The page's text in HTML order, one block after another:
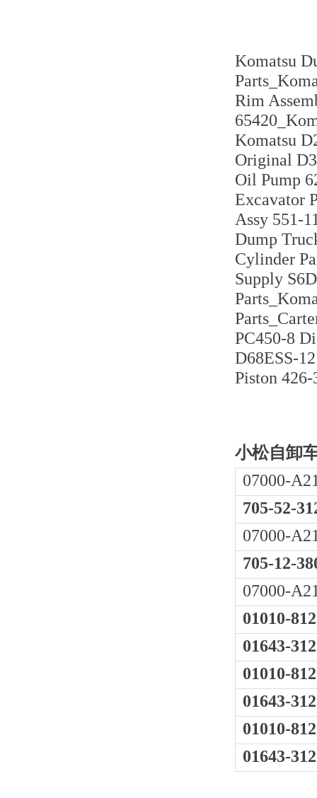
Komatsu
Rim
Komatsu
Original
Oil Pump
Excavator
Assy 551-
Dump
Cylinder
Supply
PC450-8
D68ESS-
Piston
小松自卸
07000-
705-52-
07000-
705-12-
07000-
01010-
01643-
01010-
01643-
01010-
01643-